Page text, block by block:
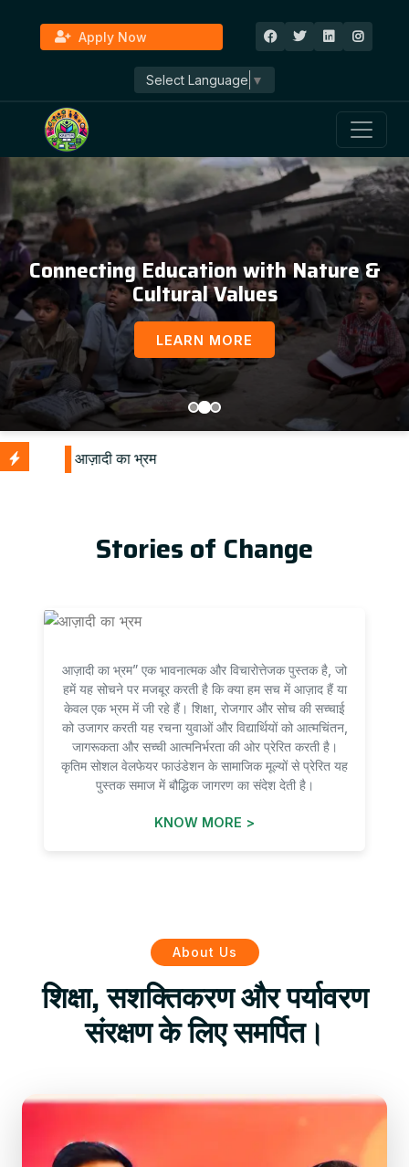
Apply Now
Select Language ▼
Connecting Education with Nature &
Cultural Values
LEARN MORE
Stories of Change
आज़ादी का भ्रम” एक भावनात्मक और विचारोत्तेजक पुस्तक है, जो
हमें यह सोचने पर मजबूर करती है कि क्या हम सच में आज़ाद हैं या
केवल एक भ्रम में जी रहे हैं। शिक्षा, रोजगार और सोच की सच्चाई
को उजागर करती यह रचना युवाओं और विद्यार्थियों को आत्मचिंतन,
जागरूकता और सच्ची आत्मनिर्भरता की ओर प्रेरित करती है।
कृतिम सोशल वेलफेयर फाउंडेशन के सामाजिक मूल्यों से प्रेरित यह
पुस्तक समाज में बौद्धिक जागरण का संदेश देती है।
KNOW MORE >
About Us
शिक्षा, सशक्तिकरण और पर्यावरण
संरक्षण के लिए समर्पित।